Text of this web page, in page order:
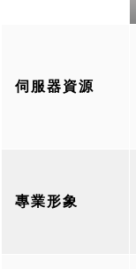
伺服器資源
專業形象